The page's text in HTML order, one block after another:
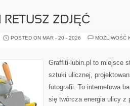
ZDJĘĆ
POSTED ON MAR - 20 - 2026
MOŻLIWOŚĆ
Graffiti-lubin.pl to miejsce
sztuki ulicznej,
fotografii. To internetowa
się twórcza energia ulicy z